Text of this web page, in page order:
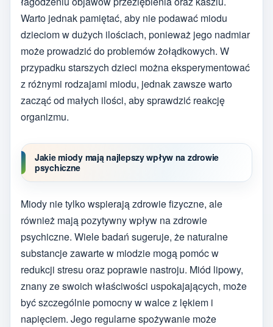
Warto jednak pamiętać, aby nie podawać miodu
dzieciom w dużych ilościach, ponieważ jego nadmiar
może prowadzić do problemów żołądkowych. W
przypadku starszych dzieci można eksperymentować
z różnymi rodzajami miodu, jednak zawsze warto
zacząć od małych ilości, aby sprawdzić reakcję
organizmu.
Jakie miody mają najlepszy wpływ na zdrowie
psychiczne
Miody nie tylko wspierają zdrowie fizyczne, ale
również mają pozytywny wpływ na zdrowie
psychiczne. Wiele badań sugeruje, że naturalne
substancje zawarte w miodzie mogą pomóc w
redukcji stresu oraz poprawie nastroju. Miód lipowy,
znany ze swoich właściwości uspokajających, może
być szczególnie pomocny w walce z lękiem i
napięciem. Jego regularne spożywanie może